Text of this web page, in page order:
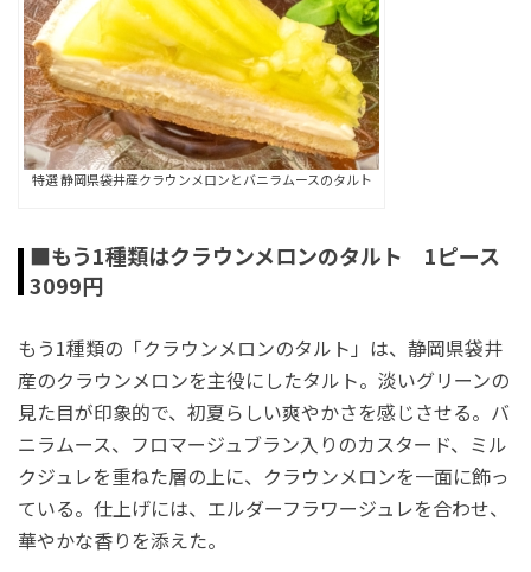
特選 静岡県袋井産クラウンメロンとバニラムースのタルト
■もう1種類はクラウンメロンのタルト 1ピース
3099円
もう1種類の「クラウンメロンのタルト」は、静岡県袋井
産のクラウンメロンを主役にしたタルト。淡いグリーンの
見た目が印象的で、初夏らしい爽やかさを感じさせる。バ
ニラムース、フロマージュブラン入りのカスタード、ミル
クジュレを重ねた層の上に、クラウンメロンを一面に飾っ
ている。仕上げには、エルダーフラワージュレを合わせ、
華やかな香りを添えた。